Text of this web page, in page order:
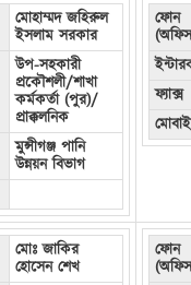
মোহাম্মদ জহিরুল
ইসলাম সরকার
উপ-সহকারী
প্রকৌশলী/শাখা
কর্মকর্তা (পুর)/
প্রাক্কলনিক
মুন্সীগঞ্জ পানি
উন্নয়ন বিভাগ
ফোন
ফ্যাক্স
মোঃ জাকির
হোসেন শেখ
ফোন